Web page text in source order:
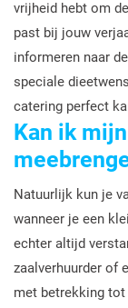
vrijheid hebt om
past bij jouw
informeren naar
speciale
catering perfect
Kan ik
Natuurlijk kun je
wanneer je een
echter altijd
zaalverhuurder of
met betrekking